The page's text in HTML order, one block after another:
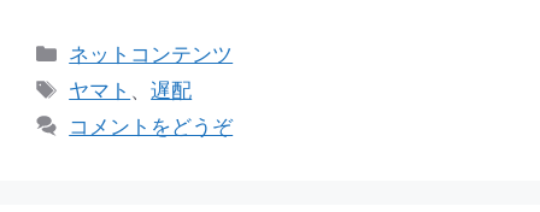
カ
テ
リ
ネットコンテンツ
タ
ヤマト 、遅配
コメントをどうぞ